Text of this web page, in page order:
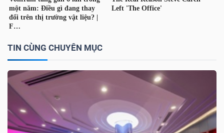
TIN CÙNG CHUYÊN MỤC
CÁ
NHÂN
TÍCH
VIETSTOCKFINANCE